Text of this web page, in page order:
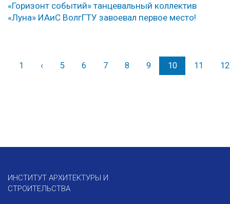
«Горизонт событий» танцевальный коллектив
«Луна» ИАиС ВолгГТУ завоевал первое место!
1 ‹Назад
5 6 7 8 9 10 11 12
ИНСТИТУТ АРХИТЕКТУРЫ И
СТРОИТЕЛЬСТВА